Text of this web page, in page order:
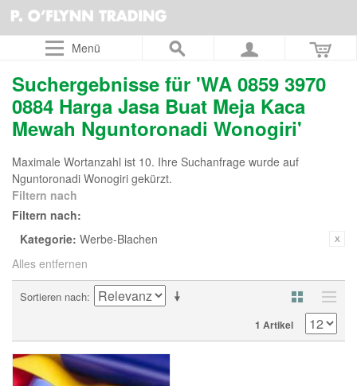
Menü
Suchergebnisse für 'WA 0859 3970
0884 Harga Jasa Buat Meja Kaca
Mewah Nguntoronadi Wonogiri'
Maximale Wortanzahl ist 10. Ihre Suchanfrage wurde auf
Nguntoronadi Wonogiri gekürzt.
Filtern nach
Filtern nach:
Kategorie: Werbe-Blachen
Alles entfernen
Sortieren nach
1 Artikel